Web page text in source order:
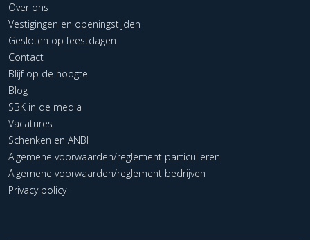
Over ons
Vestigingen en openingstijden
Gesloten op feestdagen
Contact
Blijf op de hoogte
Blog
SBK in de media
Vacatures
Schenken en ANBI
Algemene voorwaarden/reglement particulieren
Algemene voorwaarden/reglement bedrijven
Privacy policy